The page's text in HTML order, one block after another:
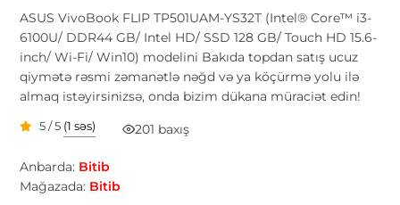
ASUS VivoBook FLIP TP501UAM-YS32T (Intel® Core™ i3-
6100U/ DDR44 GB/ Intel HD/ SSD 128 GB/ Touch HD 15.6-
inch/ Wi-Fi/ Win10) modelini Bakıda topdan satış ucuz
qiymətə rəsmi zəmanətlə nəğd və ya köçürmə yolu ilə
almaq istəyirsinizsə, onda bizim dükana müraciət edin!
5 / 5 (1 səs) 201 baxış
Anbarda: Bitib
Mağazada: Bitib